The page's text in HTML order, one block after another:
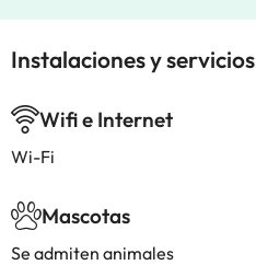
Instalaciones y servicios
Wifi e Internet
Wi-Fi
Mascotas
Se admiten animales